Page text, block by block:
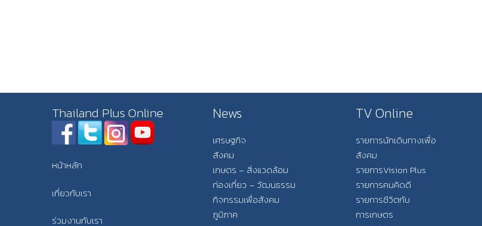
Thailand Plus Online
หน้าหลัก
เกี่ยวกับเรา
ร่วมงานกับเรา
News
เศรษฐกิจ
สังคม
เกษตร – สิ่งแวดล้อม
ท่องเที่ยว – วัฒนธรรม
กิจกรรมเพื่อสังคม
ภูมิภาค
TV Online
รายการนักเดินทางเพื่อ
สังคม
รายการVision Plus
รายการคนคิดดี
รายการชีวิตกับ
การเกษตร